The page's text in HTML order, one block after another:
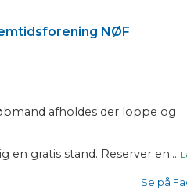
NØF
afholdes der loppe og
en gratis stand. Reserver en...
Se på